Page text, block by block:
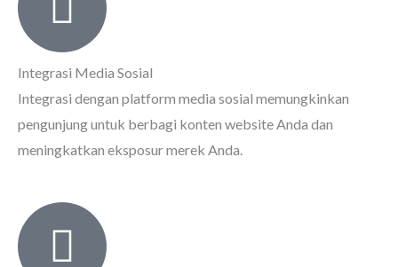
Integrasi Media Sosial
Integrasi dengan platform media sosial memungkinkan
pengunjung untuk berbagi konten website Anda dan
meningkatkan eksposur merek Anda.